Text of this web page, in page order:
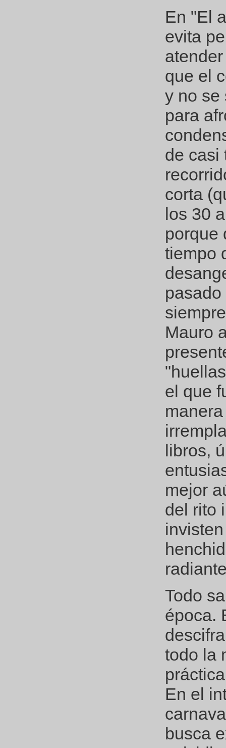
En "El
evita
que el
y no se
para
de casi
corta
los 30
porque
tiempo
Mauro
el que
libros,
mejor
del rito
Todo
época.
todo la
En el
busca